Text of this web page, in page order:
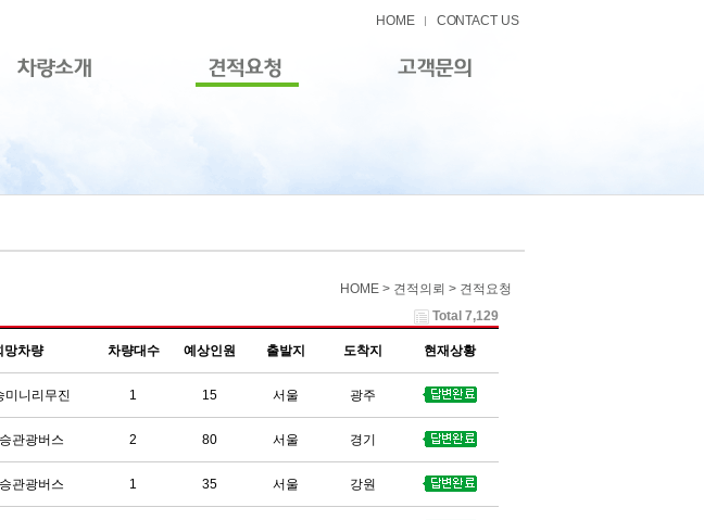
HOME CONTACT US
HOME > 견적의뢰 > 견적요청
Total 7,129
망차량 차량대수 예상인원 출발지 도착지 현재상황
미니리무진 1 15 서울 광주
관광버스 2 80 서울 경기
관광버스 1 35 서울 강원